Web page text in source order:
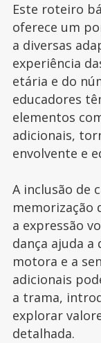
Este roteiro
oferece um
a diversas
experiência
etária e do
educadores
elementos
adicionais,
envolvente e
A inclusão de
memorização
a expressão
dança ajuda a
motora e a
adicionais
a trama,
explorar
detalhada.